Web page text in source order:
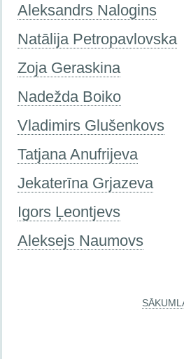
Aleksandrs Nalogins
Natālija Petropavlovska
Zoja Geraskina
Nadežda Boiko
Vladimirs Glušenkovs
Tatjana Anufrijeva
Jekaterīna Grjazeva
Igors Ļeontjevs
Aleksejs Naumovs